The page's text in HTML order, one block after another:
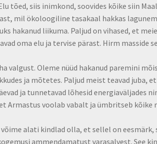
tõed, siis inimkond, soovides kõike siin
mil ökoloogiline tasakaal hakkas
hakanud liikuma. Paljud on vihased, et
oma elu ja tervise pärast. Hirm masside
valgust. Oleme nüüd hakanud paremini
ja mõtetes. Paljud meist teavad juba,
ja tunnetavad lõhesid energiaväljades
Armastus voolab vabalt ja ümbritseb kõike
alati kindlad olla, et sellel on eesmärk,
ammendamatust varasalvest. See